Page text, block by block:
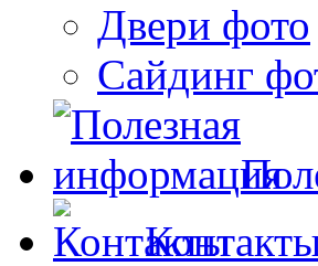
Двери фото
Сайдинг